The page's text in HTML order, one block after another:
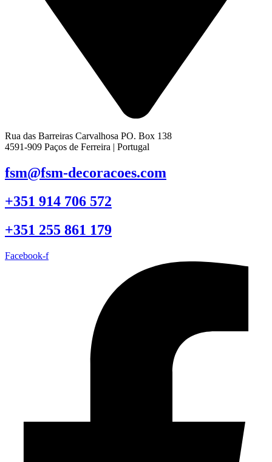
Rua das Barreiras Carvalhosa PO. Box 138
4591-909 Paços de Ferreira | Portugal
fsm@fsm-decoracoes.com
+351 914 706 572
+351 255 861 179
Facebook-f